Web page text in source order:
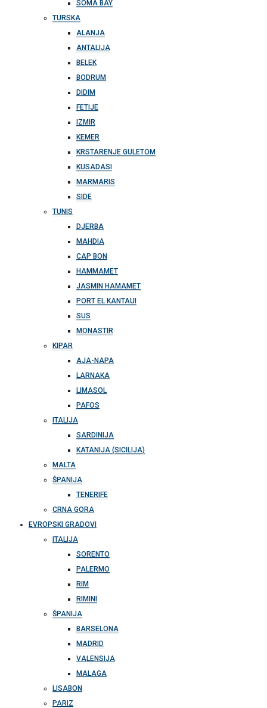
SOMA BAY
TURSKA
ALANJA
ANTALIJA
BELEK
BODRUM
DIDIM
FETIJE
IZMIR
KEMER
KRSTARENJE GULETOM
KUSADASI
MARMARIS
SIDE
TUNIS
DJERBA
MAHDIA
CAP BON
HAMMAMET
JASMIN HAMAMET
PORT EL KANTAUI
SUS
MONASTIR
KIPAR
AJA-NAPA
LARNAKA
LIMASOL
PAFOS
ITALIJA
SARDINIJA
KATANIJA (SICILIJA)
MALTA
ŠPANIJA
TENERIFE
CRNA GORA
EVROPSKI GRADOVI
ITALIJA
SORENTO
PALERMO
RIM
RIMINI
ŠPANIJA
BARSELONA
MADRID
VALENSIJA
MALAGA
LISABON
PARIZ